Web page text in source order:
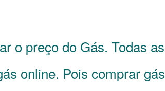
o preço do Gás. Todas as
online. Pois comprar gás